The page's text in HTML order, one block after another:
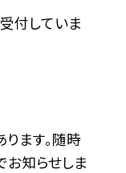
付していま
ます。随時
知らせしま